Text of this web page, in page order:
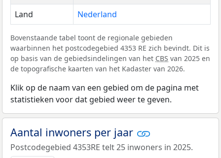
Land
Nederland
Bovenstaande tabel toont de regionale gebieden
waarbinnen het postcodegebied 4353 RE zich bevindt. Dit is
op basis van de gebiedsindelingen van het CBS van 2025 en
de topografische kaarten van het Kadaster van 2026.
Klik op de naam van een gebied om de pagina met
statistieken voor dat gebied weer te geven.
Aantal inwoners per jaar
Postcodegebied 4353RE telt 25 inwoners in 2025.